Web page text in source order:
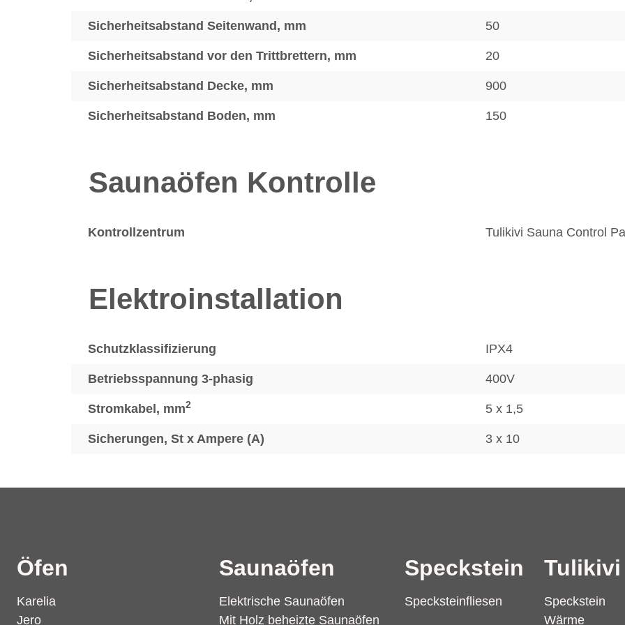
Sicherheitsabstand Seitenwand, mm 50
Sicherheitsabstand vor den Trittbrettern, mm 20
Sicherheitsabstand Decke, mm 900
Sicherheitsabstand Boden, mm 150
Saunaöfen Kontrolle
Kontrollzentrum Tulikivi Sauna Control
Elektroinstallation
Schutzklassifizierung IPX4
Betriebsspannung 3-phasig 400V
Stromkabel, mm2 5 x 1,5
Sicherungen, St x Ampere (A) 3 x 10
Öfen
Karelia
Jero
Saunaöfen
Elektrische Saunaöfen
Mit Holz beheizte Saunaöfen
Speckstein
Specksteinfliesen
Tulikivi
Speckstein
Wärme